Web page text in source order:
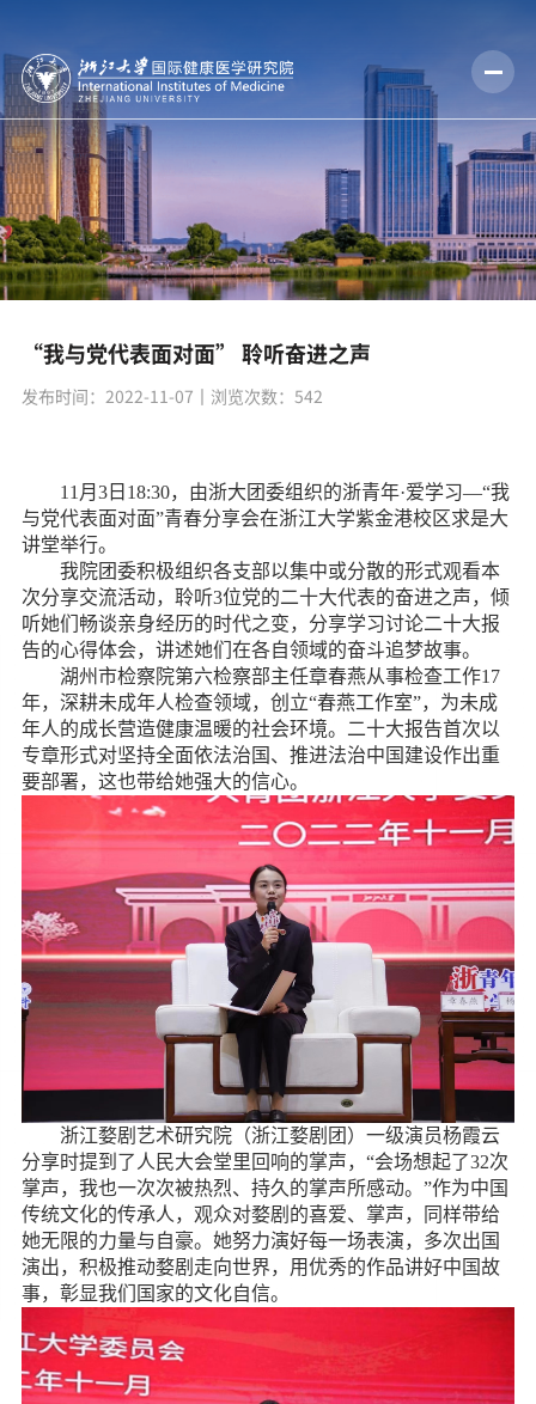
“我与党代表面对面” 聆听奋进之声
发布时间：2022-11-07 丨浏览次数： 542
11 月 3日 18:30，由浙大团委组织的浙青年·爱学习—“我
与党代表面对面”青春分享会在浙江大学紫金港校区求是大
讲堂举行。
我院团委积极组织各支部以集中或分散的形式观看本
次分享交流活动，聆听3位党的二十大代表的奋进之声，倾
听她们畅谈亲身经历的时代之变，分享学习讨论二十大报
告的心得体会，讲述她们在各自领域的奋斗追梦故事。
湖州市检察院第六检察部主任章春燕从事检查工作17
年，深耕未成年人检查领域，创立“春燕工作室”，为未成
年人的成长营造健康温暖的社会环境。二十大报告首次以
专章形式对坚持全面依法治国、推进法治中国建设作出重
要部署，这也带给她强大的信心。
浙江婺剧艺术研究院（浙江婺剧团）一级演员杨霞云
分享时提到了人民大会堂里回响的掌声，“会场想起了32次
掌声，我也一次次被热烈、持久的掌声所感动。”作为中国
传统文化的传承人，观众对婺剧的喜爱、掌声，同样带给
她无限的力量与自豪。她努力演好每一场表演，多次出国
演出，积极推动婺剧走向世界，用优秀的作品讲好中国故
事，彰显我们国家的文化自信。